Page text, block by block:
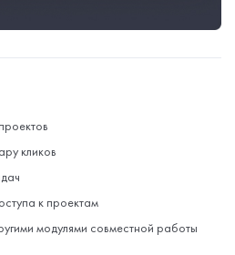
кликов
к проектам
модулями совместной работы